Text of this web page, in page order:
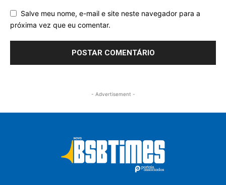
Salve meu nome, e-mail e site neste navegador para a
próxima vez que eu comentar.
- Advertisement -